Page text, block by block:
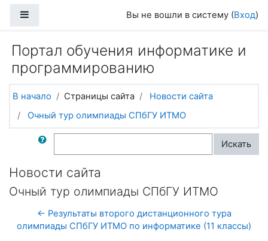
Вы не вошли в систему (Вход)
Портал обучения информатике и
программированию
В начало Страницы сайта
Новости сайта
Очный тур олимпиады СПбГУ ИТМО
Поиск по форумам Искать
Новости сайта
Очный тур олимпиады СПбГУ ИТМО
← Результаты второго дистанционного тура
олимпиады СПбГУ ИТМО по информатике (11 классы)